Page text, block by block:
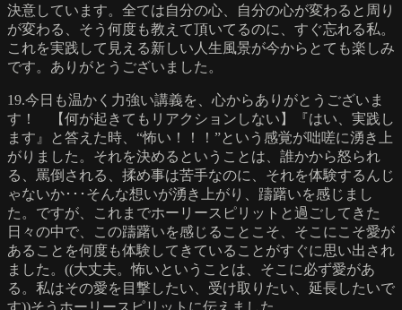
決意しています。全ては自分の心、自分の心が変わると周り
が変わる、そう何度も教えて頂いてるのに、すぐ忘れる私。
これを実践して見える新しい人生風景が今からとても楽しみ
です。ありがとうございました。
19.今日も温かく力強い講義を、心からありがとうございま
す！ 【何が起きてもリアクションしない】『はい、実践し
ます』と答えた時、“怖い！！！”という感覚が咄嗟に湧き上
がりました。それを決めるということは、誰かから怒られ
る、罵倒される、揉め事は苦手なのに、それを体験するんじ
ゃないか･･･そんな想いが湧き上がり、躊躇いを感じまし
た。ですが、これまでホーリースピリットと過ごしてきた
日々の中で、この躊躇いを感じることこそ、そこにこそ愛が
あることを何度も体験してきていることがすぐに思い出され
ました。((大丈夫。怖いということは、そこに必ず愛があ
る。私はその愛を目撃したい、受け取りたい、延長したいで
す))そうホーリースピリットに伝えました。